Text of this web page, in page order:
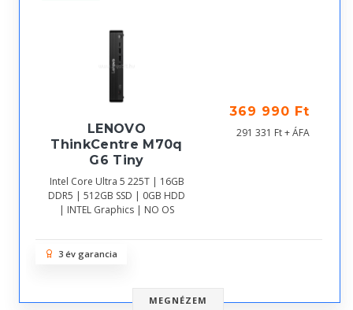
LENOVO
ThinkCentre M70q
G6 Tiny
Intel Core Ultra 5 225T | 16GB
DDR5 | 512GB SSD | 0GB HDD
| INTEL Graphics | NO OS
369 990 Ft
291 331 Ft + ÁFA
3 év garancia
MEGNÉZEM